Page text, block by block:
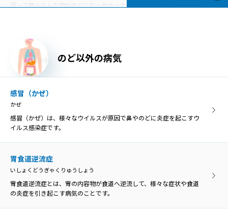
まんせいいんとうえん
慢性扁桃炎
まんせいへんとうえん
慢性扁桃炎は、扁桃の炎症が3カ月以上長期的に残ってしまう病気
で、症状が落ち着いている「慢性期」と急激に悪化する「急性増悪
期」に分けられます。
のどの違和感や異物感、閉塞感、圧迫感などを咽喉頭異常感と呼び、
原因がはっきり分かるものと、明らかな原因がないものに分けられま
す。
誤って飲み込んだ物がのどに引っかかった状態を「咽頭異物」とい
胃食道逆流症
いしょくどうぎゃくりゅうしょう
胃食道逆流症とは、胃の内容物が食道へ逆流して、様々な症状や食道
の炎症を引き起こす病気のことです。
咽喉頭異常感症
いんこうとういじょうかんしょう
のどの違和感や異物感、閉塞感、圧迫感などを咽喉頭異常感と呼び、
原因がはっきり分かるものと、明らかな原因がないものに分けられま
す。
咽喉頭炎
いんこうとうえん
のど以外の病気
感冒（かぜ）
かぜ
感冒（かぜ）は、様々なウイルスが原因で鼻やのどに炎症を起こすウ
イルス感染症です。
胃食道逆流症
いしょくどうぎゃくりゅうしょう
胃食道逆流症とは、胃の内容物が食道へ逆流して、様々な症状や食道
の炎症を引き起こす病気のことです。